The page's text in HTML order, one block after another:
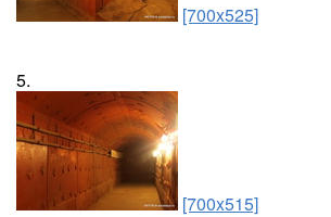
[700x525]
5.
[700x515]